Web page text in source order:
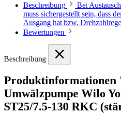
Beschreibung
Bei
muss sichergestellt sein, dass
Ausgang hat bzw.
Bewertungen
Beschreibung
Produktinformationen
Umwälzpumpe Wilo
ST25/7.5-130 RKC